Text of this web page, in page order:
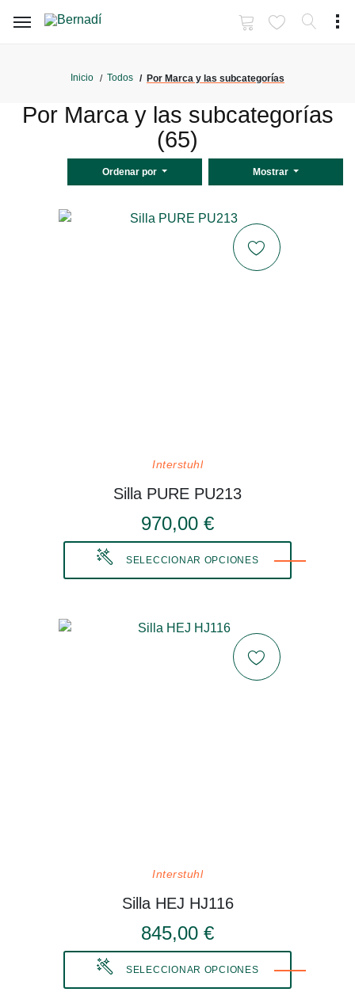
Inicio Todos Por Marca y las subcategorías
Por Marca y las subcategorías
(65)
Ordenar por Mostrar
Interstuhl
Silla PURE PU213
970,00 €
SELECCIONAR OPCIONES
Interstuhl
Silla HEJ HJ116
845,00 €
SELECCIONAR OPCIONES